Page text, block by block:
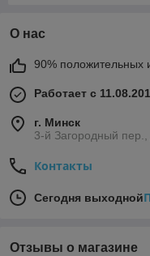
О нас
90% положительных
Работает с
г. Минск
3-й Загородный
Контакты
Сегодня выходной
Отзывы о магазине